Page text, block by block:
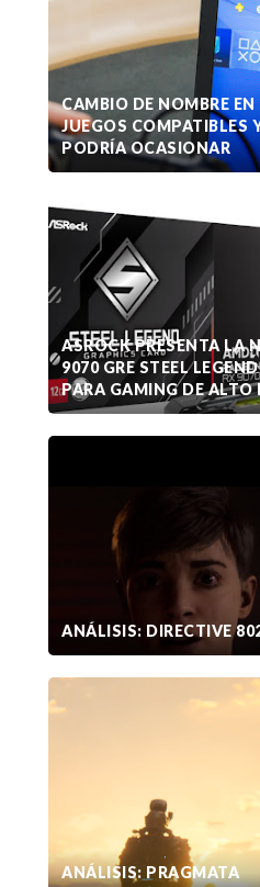
CAMBIO DE NOMBRE
JUEGOS COMPATIBLES
PODRÍA OCASIONAR
ASROCK PRESENTA LA
9070 GRE STEEL
PARA GAMING DE ALTO
ANÁLISIS: DIRECTIVE
ANÁLISIS: PRAGMATA